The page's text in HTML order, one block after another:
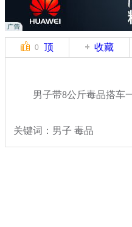
0 顶 收藏
男子带8公斤毒品搭车
关键词：男子 毒品